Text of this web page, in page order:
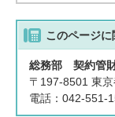
このページに
総務部 契約管
〒197-8501 東
電話：042-551-